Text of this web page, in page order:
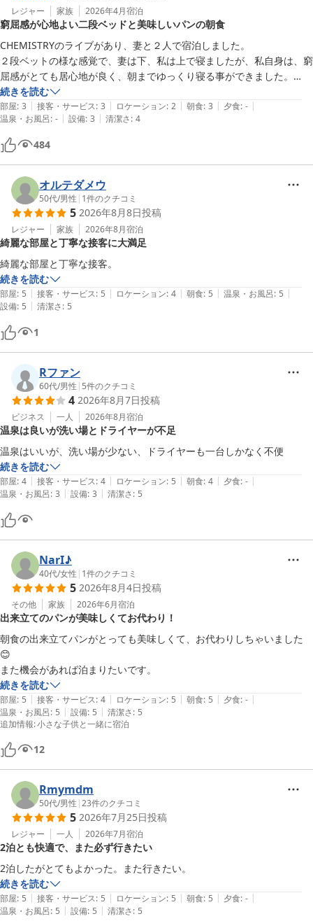
いわゆるビジネスホテルでここまできめ細やかなサービスはほかにない
と思います。
ビジネスユースのみならず、旅行の宿泊先の１選択肢としてもアリだと
個人的に思います。
また機会があれば、ぜひ利用させていただきたいです。
レジャー 家族 2026年4月宿泊
窮屈感が心地よい二段ベッドと美味しいパンの朝食
CHEMISTRYのライブがあり、妻と２人で宿泊しました。
２段ベットの様な感覚で、妻は下、私は上で寝ましたが、私自身は、窮
屈感がとても居心地が良く、朝までゆっくり寝る事ができました。
窓からの景色は、駐車場しか見えませんでしたが、時々カモメが飛んで
おり、海の近くと感じました。
トイレと風呂は一緒でしたが、妻と2人の為、あまり気にはしませんで
した。
ホテルに大浴場がありましたが、今回は使用しなかった為、どの様な感
じかわかりません。
朝食の種類は多くありませんが、適度に食べれる感じで、満足しまし
た。妻はパンが美味しいと、とても気に入った様でした。
続きを読む
部屋: 3 | 接客・サービス: 3 | ロケーション: 2 | 朝食: 3 | 夕食: - |
温泉・お風呂: - | 設備: 3 | 清潔さ: 4
484
オルテダメウ
50代/男性 | 1件のクチコミ
5 2026年8月8日投稿
レジャー 家族 2026年8月宿泊
綺麗な部屋と丁寧な接客に大満足
綺麗な部屋と丁寧な接客。
続きを読む
部屋: 5 | 接客・サービス: 5 | ロケーション: 4 | 朝食: 5 | 温泉・お風呂: 5 |
設備: 5 | 清潔さ: 5
1
Rファン
60代/男性 | 5件のクチコミ
4 2026年8月7日投稿
ビジネス 一人 2026年8月宿泊
温泉は良いが洗い場とドライヤーが不足
続きを読む
部屋: 4 | 接客・サービス: 4 | ロケーション: 5 | 朝食: 4 | 夕食: - |
温泉・お風呂: 3 | 設備: 3 | 清潔さ: 5
NarI♪
40代/女性 | 1件のクチコミ
5 2026年8月4日投稿
その他 家族 2026年6月宿泊
出来立てのパンが美味しくてお代わり！
朝食の出来立てパンがとっても美味しくて、お代わりしちゃいました
😊
また機会があれば泊まりたいです。
続きを読む
部屋: 5 | 接客・サービス: 4 | ロケーション: 5 | 朝食: 5 | 夕食: - |
温泉・お風呂: 5 | 設備: 5 | 清潔さ: 5
追加情報:小さな子供と一緒に宿泊
12
Rmymdm
50代/男性 |23件のクチコミ
5 2026年7月25日投稿
レジャー 一人 2026年7月宿泊
2泊とも快適で、また必ず行きたい
2泊したがとてもよかった。また行きたい。
続きを読む
部屋: 5 | 接客・サービス: 5 | ロケーション: 5 | 朝食: 5 | 夕食: - |
温泉・お風呂: 5 | 設備: 5 | 清潔さ: 5